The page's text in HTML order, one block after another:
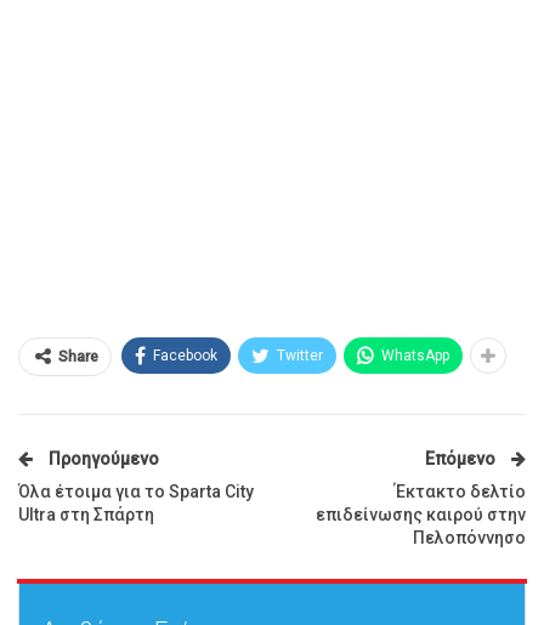
Share Facebook Twitter WhatsApp
Προηγούμενο
Όλα έτοιμα για το Sparta City
Ultra στη Σπάρτη
Επόμενο
Έκτακτο δελτίο
επιδείνωσης καιρού στην
Πελοπόννησο